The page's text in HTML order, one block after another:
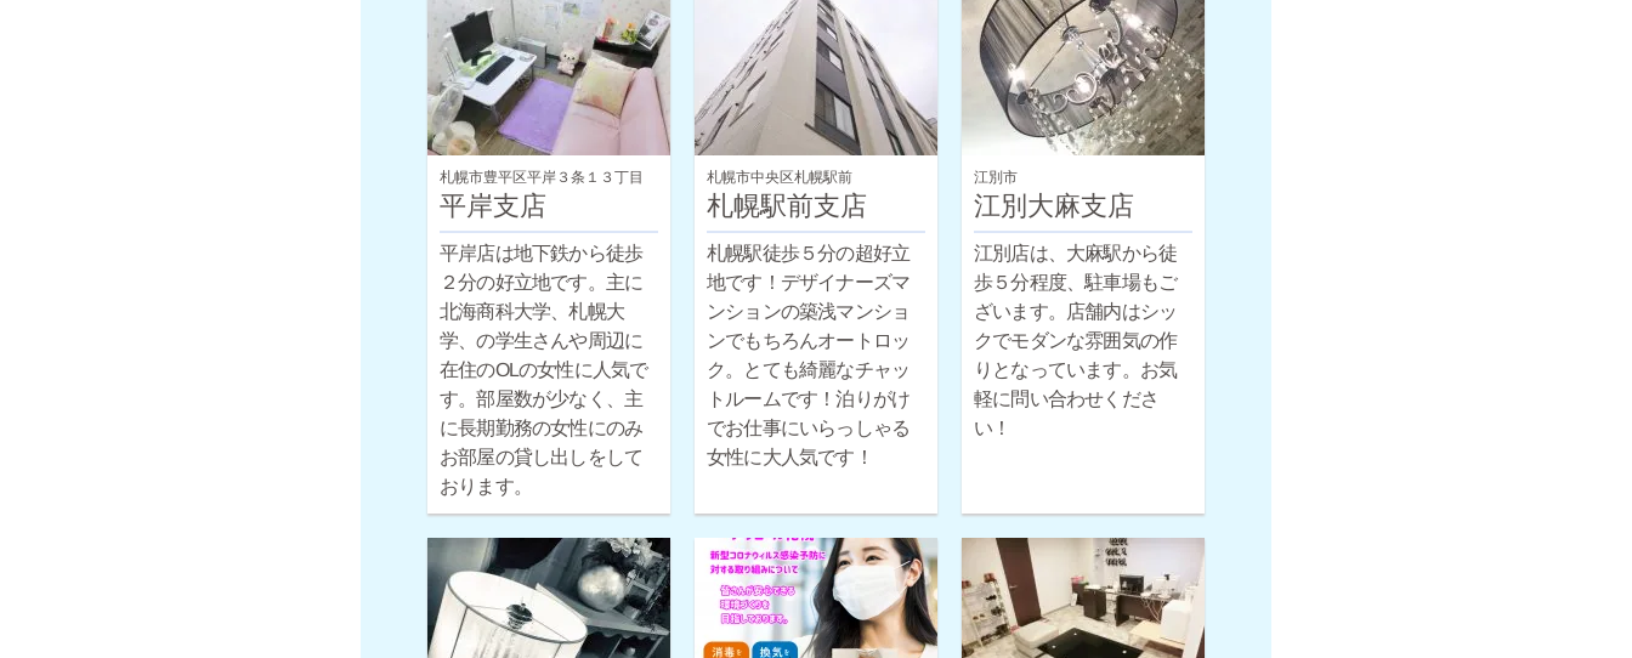
札幌市豊平区平岸３条１３丁目
平岸支店
平岸店は地下鉄から徒歩
２分の好立地です。主に
北海商科大学、札幌大
学、の学生さんや周辺に
在住のOLの女性に人気で
す。部屋数が少なく、主
に長期勤務の女性にのみ
お部屋の貸し出しをして
おります。
札幌市中央区札幌駅前
札幌駅前支店
札幌駅徒歩５分の超好立
地です！デザイナーズマ
ンションの築浅マンショ
ンでもちろんオートロッ
ク。とても綺麗なチャッ
トルームです！泊りがけ
でお仕事にいらっしゃる
女性に大人気です！
江別市
江別大麻支店
江別店は、大麻駅から徒
歩５分程度、駐車場もご
ざいます。店舗内はシッ
クでモダンな雰囲気の作
りとなっています。お気
軽に問い合わせくださ
い！